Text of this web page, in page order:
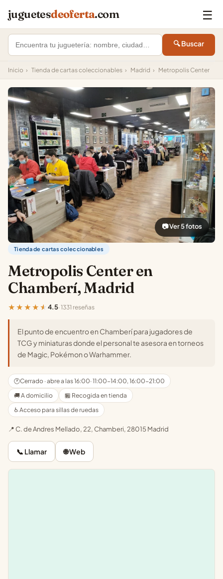
juguetesdeoferta.com ☰
🔍 Buscar
Inicio › Tienda de cartas coleccionables › Madrid › Metropolis Center
📷 Ver 5 fotos
Tienda de cartas coleccionables
Metropolis Center en
Chamberí, Madrid
★★★★★ 4.5· 1331 reseñas
El punto de encuentro en Chamberí para jugadores de
TCG y miniaturas donde el personal te asesora en torneos
de Magic, Pokémon o Warhammer.
🕐Cerrado · abre a las 16:00· 11:00-14:00, 16:00-21:00
🚚 A domicilio
🏪 Recogida en tienda
♿ Acceso para sillas de ruedas
📍 C. de Andres Mellado, 22, Chamberi, 28015 Madrid
📞 Llamar 🌐 Web